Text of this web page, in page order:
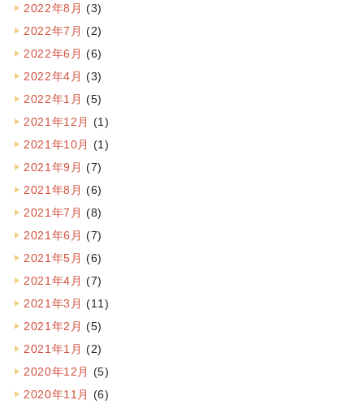
2022年8月 (3)
2022年7月 (2)
2022年6月 (6)
2022年4月 (3)
2022年1月 (5)
2021年12月 (1)
2021年10月 (1)
2021年9月 (7)
2021年8月 (6)
2021年7月 (8)
2021年6月 (7)
2021年5月 (6)
2021年4月 (7)
2021年3月 (11)
2021年2月 (5)
2021年1月 (2)
2020年12月 (5)
2020年11月 (6)